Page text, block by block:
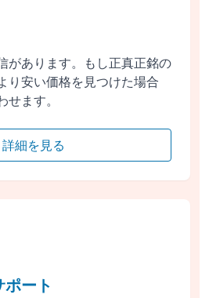
があります。もし正真正銘の
り安い価格を見つけた場合
ます。
詳細を見る
ート